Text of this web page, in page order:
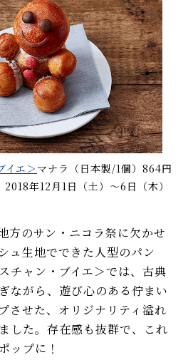
イエ＞ マナラ（日本製/1個）864円
年12月1日（土）〜6日（木）
方のサン・ニコラ祭に欠かせ
ュ生地でできた人型のパン
チャン・ブイエ＞では、古典
ながら、遊び心のある佇まい
させた、オリジナリティ溢れ
した。存在感も抜群で、これ
ップに！